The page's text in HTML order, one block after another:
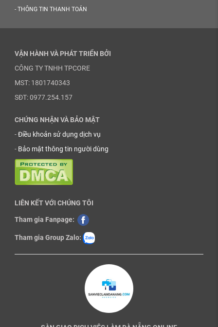
- THÔNG TIN THANH TOÁN
VẬN HÀNH VÀ PHÁT TRIỂN BỞI
CÔNG TY TNHH TPCORE
MST: 1801740343
SĐT: 0977.254.157
CHỨNG NHẬN VÀ BẢO MẬT
-Điều khoản sử dụng dịch vụ
- Bảo mật thông tin người dùng
LIÊN KẾT VỚI CHÚNG TÔI
Tham gia Fanpage:
Tham gia Group Zalo: